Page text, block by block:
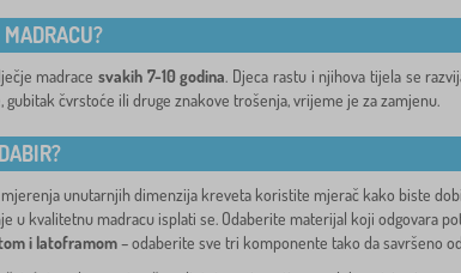
madracesvakih 7-10 godina. Djeca rastu i njihova tijela se
čvrstoće ili druge znakove trošenja, vrijeme je za zamjenu.
unutarnjih dimenzija kreveta koristite mjerač kako biste
u kvalitetnu madracu isplati se. Odaberite materijal koji odgovara
i latoframom– odaberite sve tri komponente tako da savršeno